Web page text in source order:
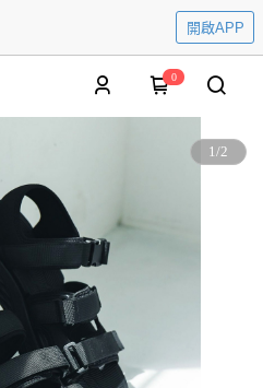
開啟APP
0
1/2